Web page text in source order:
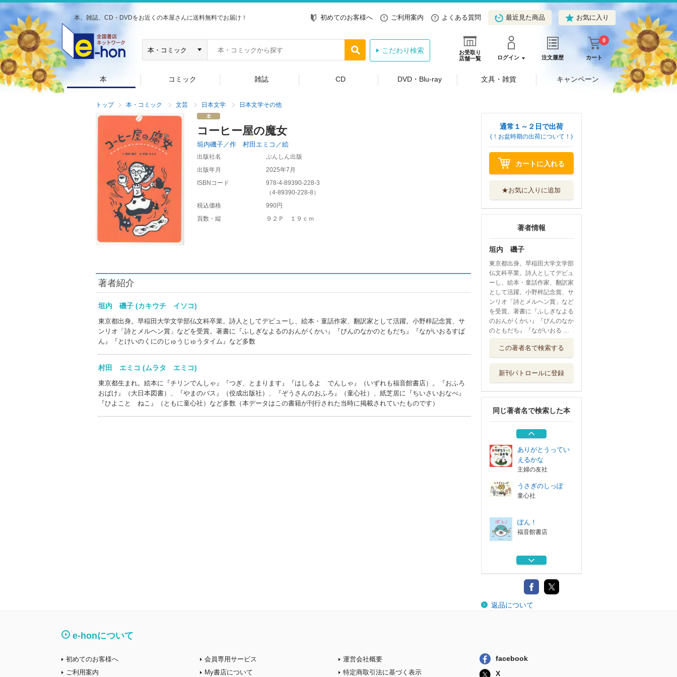
本、雑誌、CD・DVDをお近くの本屋さんに送料無料でお届け！ 初めてのお客様へ ご利用案内 よくある質問 最近見た商品 お気に入り
お受取り
店舗一覧
ログイン 注文履歴 カート
0
こだわり検索
本 コミック 雑誌 CD DVD・Blu-ray 文具・雑貨 キャンペーン
トップ 本・コミック 文芸 日本文学 日本文学その他
コーヒー屋の魔女
垣内磯子／作 村田エミコ／絵
出版社名
ぶんしん出版
出版年月
2025年7月
ISBNコード
978-4-89390-228-3
（4-89390-228-8 ）
税込価格
990円
頁数・縦
９２Ｐ １９ｃｍ
著者紹介
垣内 磯子 (カキウチ イソコ)
東京都出身。早稲田大学文学部仏文科卒業。詩人としてデビューし、絵本・童話作家、翻訳家として活躍。小野梓記念賞、サ
ンリオ「詩とメルヘン賞」などを受賞。著書に『ふしぎなよるのおんがくかい』『びんのなかのともだち』『ながいおるすば
ん』『とけいのくにのじゅうじゅうタイム』など多数
村田 エミコ (ムラタ エミコ)
東京都生まれ。絵本に『チリンでんしゃ』『つぎ、とまります』『はしるよ でんしゃ』（いずれも福音館書店）。『おふろ
おばけ』（大日本図書）、『やまのバス』（佼成出版社）、『ぞうさんのおふろ』（童心社）、紙芝居に『ちいさいおなべ』
『ひよこと ねこ』（ともに童心社）など多数（本データはこの書籍が刊行された当時に掲載されていたものです）
通常１～２日で出荷
(！お盆時期の出荷について！)
カートに入れる
★お気に入りに追加
著者情報
垣内 磯子
東京都出身。早稲田大学文学部
仏文科卒業。詩人としてデビュ
ーし、絵本・童話作家、翻訳家
として活躍。小野梓記念賞、サ
ンリオ「詩とメルヘン賞」など
を受賞。著書に『ふしぎなよる
のおんがくかい』『びんのなか
のともだち』『ながいおる …
この著者名で検索する
新刊パトロールに登録
同じ著者名で検索した本
福音館書店
かぞく 流れ雲は
いつもガストンと
いっしょ！ミニ...
主婦の友社
ありがとうってい
えるかな
主婦の友社
うさぎのしっぽ
童心社
ぽん！
福音館書店
かぞく 流れ雲は
いつもガストンと
いっしょ！ミニ...
返品について
e-honについて
初めてのお客様へ
ご利用案内
会員専用サービス
My書店について
運営会社概要
特定商取引法に基づく表示
facebook
X